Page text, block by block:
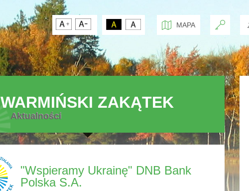
MAPA
WARMIŃSKI ZAKĄTEK
Aktualności
"Wspieramy Ukrainę" DNB Bank
Polska S.A.